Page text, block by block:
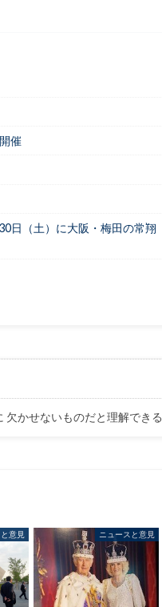
催
日（土）に大阪・梅田の常翔
かせないものだと理解できる
意見 ニュースと意見